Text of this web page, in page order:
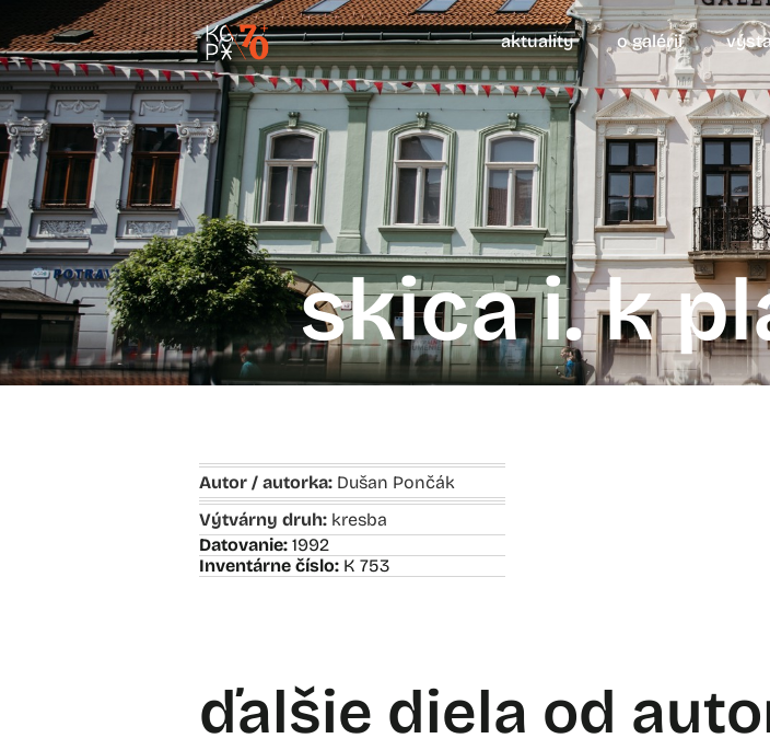
aktuality o galérii
skica i. k
Autor / autorka: Dušan Pončák
Výtvárny druh: kresba
Datovanie: 1992
Inventárne číslo: K 753
ďalšie diela od